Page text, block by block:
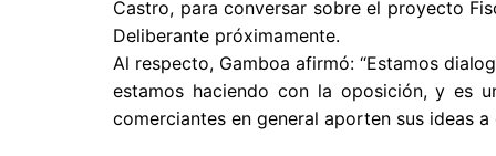
Castro, para conversar sobre el proyecto
Deliberante próximamente.
Al respecto, Gamboa afirmó: “Estamos
estamos haciendo con la oposición, y es
comerciantes en general aporten sus ideas a